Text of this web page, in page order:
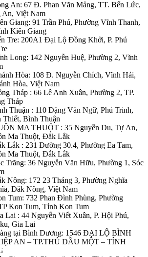
An: 67 Đ. Phan Văn Mảng, TT. Bến Lức,
Việt Nam
Giang: 91 Trần Phú, Phường Vĩnh Thanh,
Kiên Giang
Tre: 200A1 Đại Lộ Đồng Khởi, P. Phú
Long: 142 Nguyễn Huệ, Phường 2, Vĩnh
Hòa: 108 Đ. Nguyễn Chích, Vĩnh Hải,
Hòa, Việt Nam
Tháp : 66 Lê Anh Xuân, Phường 2, TP.
Tháp
Thuận : 110 Đặng Văn Ngữ, Phú Trinh,
Thiết, Bình Thuận
MA THUỘT : 35 Nguyễn Du, Tự An,
Ma Thuột, Đắk Lắk
Lắk : 231 Đường 30.4, Phường Ea Tam,
Ma Thuột, Đắk Lắk
Trăng: 36 Nguyễn Văn Hữu, Phường 1, Sóc
Nông: 172 23 Tháng 3, Phường Nghĩa
Đăk Nông, Việt Nam
Tum: 732 Phan Đình Phùng, Phường
Kon Tum, Tỉnh Kon Tum
Lai : 44 Nguyễn Viết Xuân, P. Hội Phú,
Gia Lai
tại Bình Dương: 1546 ĐẠI LỘ BÌNH
AN – TP.THỦ DẦU MỘT – TỈNH